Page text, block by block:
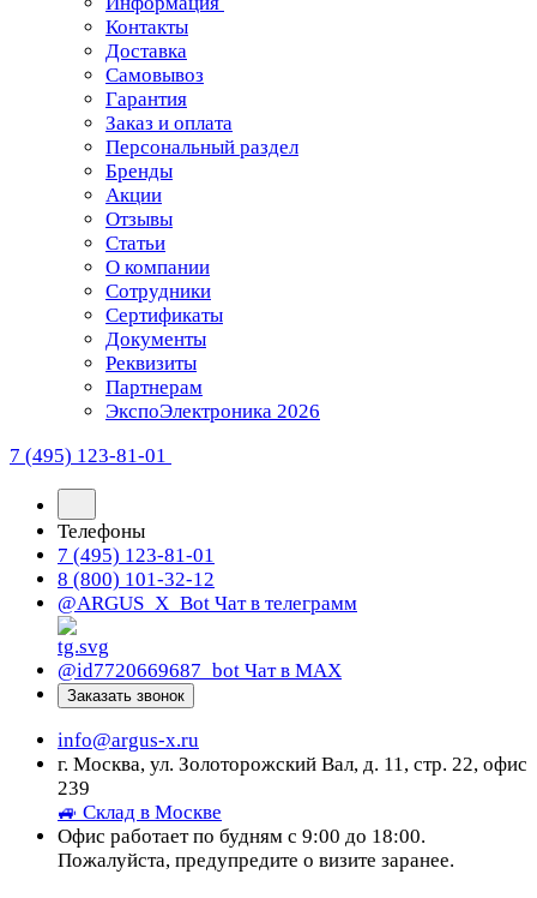
Контакты
Доставка
Самовывоз
Гарантия
Заказ и оплата
Персональный раздел
Бренды
Акции
Отзывы
Статьи
О компании
Сотрудники
Сертификаты
Документы
Реквизиты
Партнерам
ЭкспоЭлектроника 2026
7 (495) 123-81-01
Телефоны
7 (495) 123-81-01
8 (800) 101-32-12
@ARGUS_X_Bot Чат в телеграмм
@id7720669687_bot Чат в МАХ
Заказать звонок
info@argus-x.ru
г. Москва, ул. Золоторожский Вал, д. 11, стр. 22, офис
239
🚙 Склад в Москве
Офис работает по будням с 9:00 до 18:00.
Пожалуйста, предупредите о визите заранее.